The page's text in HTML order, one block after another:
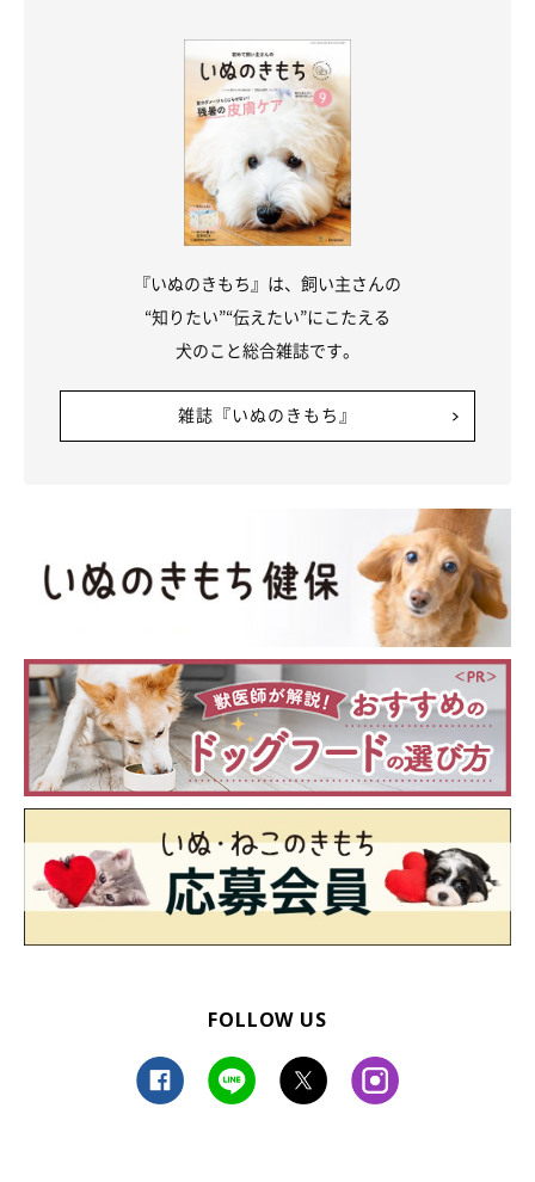
※一部写真はスマホアプリ「いぬ・ねこのきもち」で投稿された
※記事と写真に関連性はありませんので予めご了承ください。
『いぬのきもち』は、飼い主さんの
“知りたい”“伝えたい”にこたえる
犬のこと総合雑誌です。
雑誌『いぬのきもち』
FOLLOW US